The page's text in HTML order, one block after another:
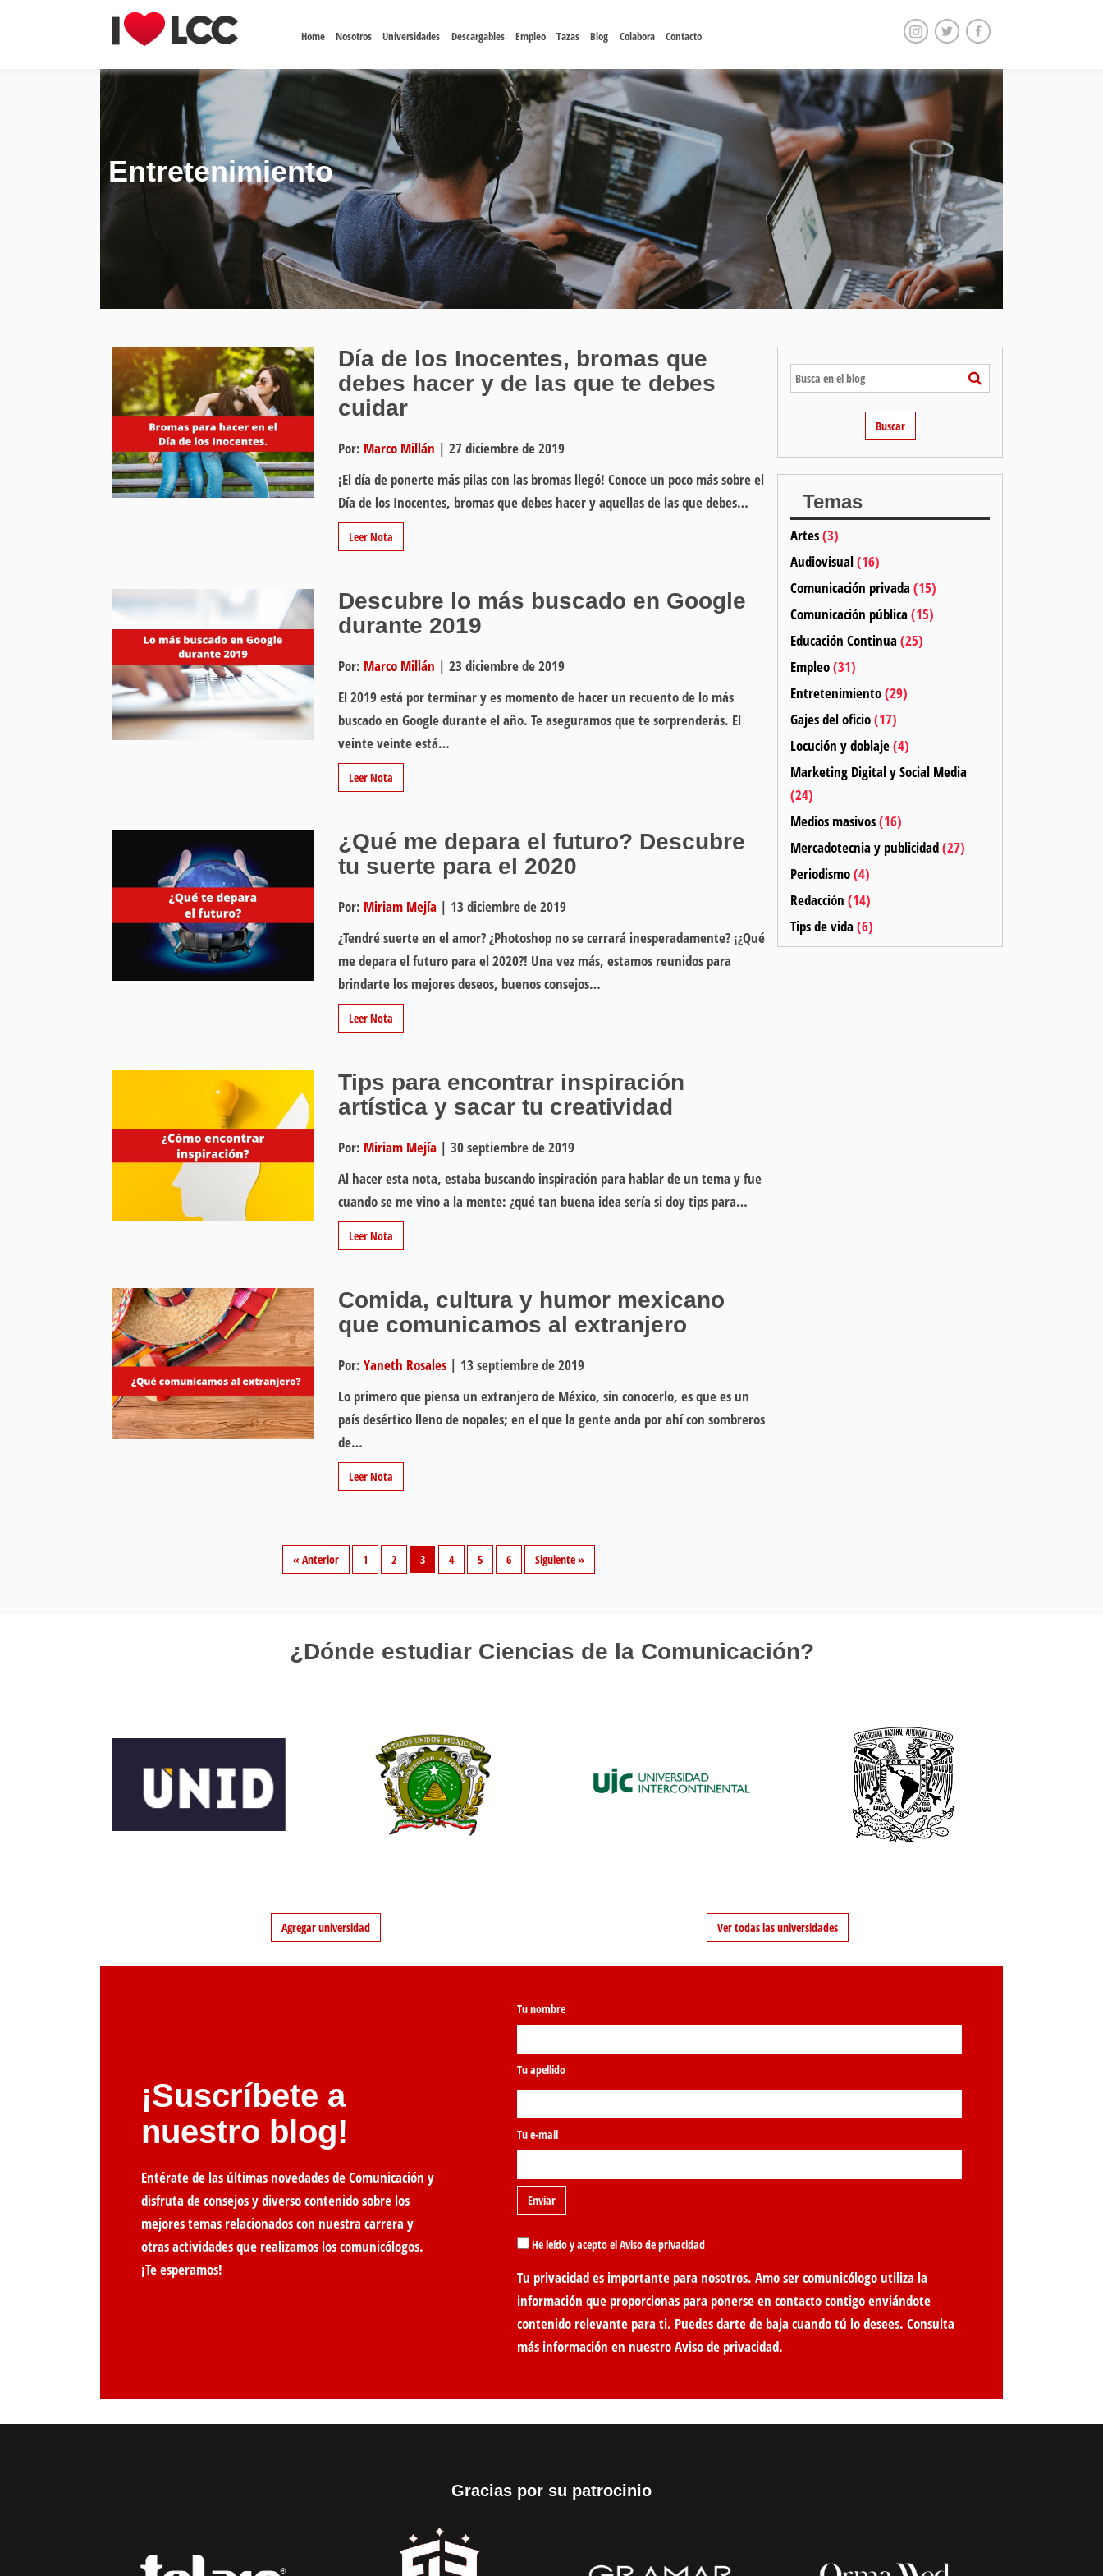
Home Nosotros Universidades Descargables Empleo Tazas Blog Colabora Contacto
Entretenimiento
Día de los Inocentes, bromas que
debes hacer y de las que te debes
cuidar
Por: Marco Millán | 27 diciembre de 2019
¡El día de ponerte más pilas con las bromas llegó! Conoce un poco más sobre el
Día de los Inocentes, bromas que debes hacer y aquellas de las que debes…
Leer Nota
Descubre lo más buscado en Google
durante 2019
Por: Marco Millán | 23 diciembre de 2019
El 2019 está por terminar y es momento de hacer un recuento de lo más
buscado en Google durante el año. Te aseguramos que te sorprenderás. El
veinte veinte está…
Leer Nota
¿Qué me depara el futuro? Descubre
tu suerte para el 2020
Por: Miriam Mejía | 13 diciembre de 2019
¿Tendré suerte en el amor? ¿Photoshop no se cerrará inesperadamente? ¡¿Qué
me depara el futuro para el 2020?! Una vez más, estamos reunidos para
brindarte los mejores deseos, buenos consejos…
Leer Nota
Tips para encontrar inspiración
artística y sacar tu creatividad
Por: Miriam Mejía | 30 septiembre de 2019
Al hacer esta nota, estaba buscando inspiración para hablar de un tema y fue
cuando se me vino a la mente: ¿qué tan buena idea sería si doy tips para…
Leer Nota
Comida, cultura y humor mexicano
que comunicamos al extranjero
Por: Yaneth Rosales | 13 septiembre de 2019
Lo primero que piensa un extranjero de México, sin conocerlo, es que es un
país desértico lleno de nopales; en el que la gente anda por ahí con sombreros
de…
Leer Nota
« Anterior 1 2 3 4 5 6 Siguiente »
Temas
Artes(3)
Audiovisual(16)
Comunicación privada(15)
Comunicación pública(15)
Educación Continua(25)
Empleo(31)
Entretenimiento(29)
Gajes del oficio(17)
Locución y doblaje(4)
Marketing Digital y Social Media
(24)
Medios masivos(16)
Mercadotecnia y publicidad(27)
Periodismo(4)
Redacción (14)
Tips de vida(6)
¿Dónde estudiar Ciencias de la Comunicación?
Agregar universidad Ver todas las universidades
¡Suscríbete a
nuestro blog!
Entérate de las últimas novedades de Comunicación y
disfruta de consejos y diverso contenido sobre los
mejores temas relacionados con nuestra carrera y
otras actividades que realizamos los comunicólogos.
¡Te esperamos!
Tu nombre
Tu apellido
Tu e-mail
He leído y acepto el Aviso de privacidad
Tu privacidad es importante para nosotros. Amo ser comunicólogo utiliza la
información que proporcionas para ponerse en contacto contigo enviándote
contenido relevante para ti. Puedes darte de baja cuando tú lo desees. Consulta
más información en nuestroAviso de privacidad.
Gracias por su patrocinio